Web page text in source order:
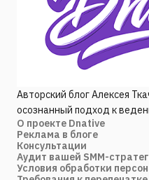
Авторский блог Алексея
осознанный подход к
О проекте Dnative
Реклама в блоге
Консультации
Аудит вашей SMM-
Условия обработки